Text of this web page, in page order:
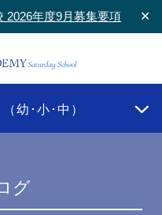
2026年度9月募集要項 ✕
（幼･小･中）
グ